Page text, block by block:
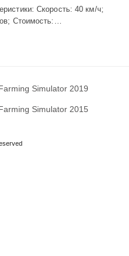
Скорость: 40 км/ч;
Стоимость:…
Simulator 2019
Simulator 2015